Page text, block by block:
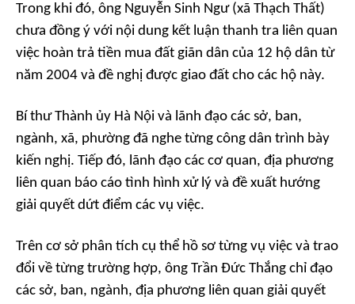
Trong khi đó, ông Nguyễn Sinh Ngư (xã Thạch Thất)
chưa đồng ý với nội dung kết luận thanh tra liên quan
việc hoàn trả tiền mua đất giãn dân của 12 hộ dân từ
năm 2004 và đề nghị được giao đất cho các hộ này.
Bí thư Thành ủy Hà Nội và lãnh đạo các sở, ban,
ngành, xã, phường đã nghe từng công dân trình bày
kiến nghị. Tiếp đó, lãnh đạo các cơ quan, địa phương
liên quan báo cáo tình hình xử lý và đề xuất hướng
giải quyết dứt điểm các vụ việc.
Trên cơ sở phân tích cụ thể hồ sơ từng vụ việc và trao
đổi về từng trường hợp, ông Trần Đức Thắng chỉ đạo
các sở, ban, ngành, địa phương liên quan giải quyết